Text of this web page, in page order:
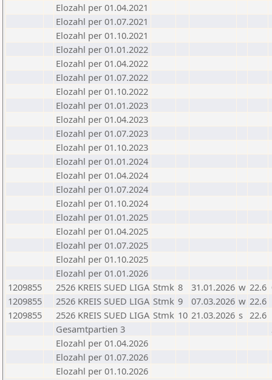
Elozahl per 01.04.2021
Elozahl per 01.07.2021
Elozahl per 01.10.2021
Elozahl per 01.01.2022
Elozahl per 01.04.2022
Elozahl per 01.07.2022
Elozahl per 01.10.2022
Elozahl per 01.01.2023
Elozahl per 01.04.2023
Elozahl per 01.07.2023
Elozahl per 01.10.2023
Elozahl per 01.01.2024
Elozahl per 01.04.2024
Elozahl per 01.07.2024
Elozahl per 01.10.2024
Elozahl per 01.01.2025
Elozahl per 01.04.2025
Elozahl per 01.07.2025
Elozahl per 01.10.2025
Elozahl per 01.01.2026
1209855
2526 KREIS SUED LIGA Stmk 8 31.01.2026 w 22.6
1209855
2526 KREIS SUED LIGA Stmk 9 07.03.2026 w 22.6
1209855
2526 KREIS SUED LIGA Stmk 10 21.03.2026 s 22.6
Gesamtpartien 3
Elozahl per 01.04.2026
Elozahl per 01.07.2026
Elozahl per 01.10.2026